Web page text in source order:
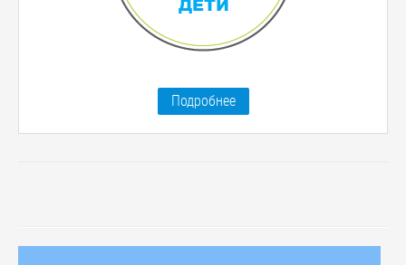
Подробнее